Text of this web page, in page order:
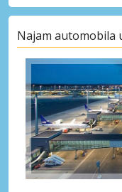
Najam automobila